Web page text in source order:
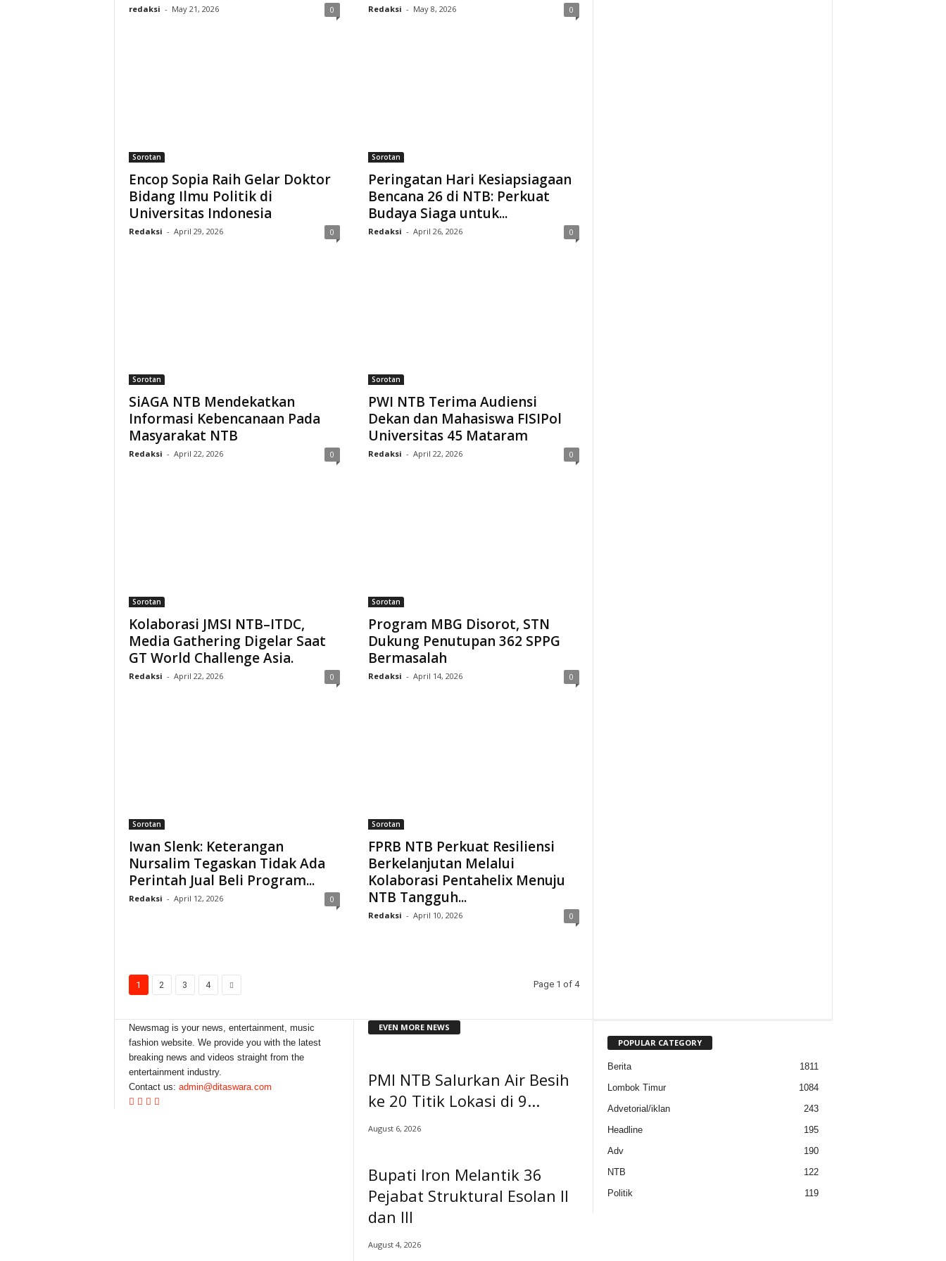
redaksi - May 21, 2026 0 Redaksi - May 8, 2026 0
Sorotan
Encop Sopia Raih Gelar Doktor
Bidang Ilmu Politik di
Universitas Indonesia
Redaksi - April 29, 2026 0
Sorotan
Peringatan Hari Kesiapsiagaan
Bencana 26 di NTB: Perkuat
Budaya Siaga untuk...
Redaksi - April 26, 2026 0
Sorotan
SiAGA NTB Mendekatkan
Informasi Kebencanaan Pada
Masyarakat NTB
Redaksi - April 22, 2026 0
Sorotan
PWI NTB Terima Audiensi
Dekan dan Mahasiswa FISIPol
Universitas 45 Mataram
Redaksi - April 22, 2026 0
Sorotan
Kolaborasi JMSI NTB–ITDC,
Media Gathering Digelar Saat
GT World Challenge Asia.
Redaksi - April 22, 2026 0
Sorotan
Program MBG Disorot, STN
Dukung Penutupan 362 SPPG
Bermasalah
Redaksi - April 14, 2026 0
Sorotan
Iwan Slenk: Keterangan
Nursalim Tegaskan Tidak Ada
Perintah Jual Beli Program...
Redaksi - April 12, 2026 0
Sorotan
FPRB NTB Perkuat Resiliensi
Berkelanjutan Melalui
Kolaborasi Pentahelix Menuju
NTB Tangguh...
Redaksi - April 10, 2026 0
1 2 3 4 Page 1 of 4
Newsmag is your news, entertainment, music
fashion website. We provide you with the latest
breaking news and videos straight from the
entertainment industry.
Contact us: admin@ditaswara.com
EVEN MORE NEWS
PMI NTB Salurkan Air Besih
ke 20 Titik Lokasi di 9...
August 6, 2026
Bupati Iron Melantik 36
Pejabat Struktural Esolan II
dan III
August 4, 2026
POPULAR CATEGORY
Berita
1811
Lombok Timur
1084
Advetorial/iklan
243
Headline
195
Adv
190
NTB
122
Politik
119